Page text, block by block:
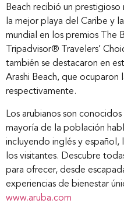
Beach recibió un
la mejor playa del Caribe y
mundial en los premios The
Tripadvisor® Travelers’
también se destacaron en
Arashi Beach, que ocuparon
respectivamente.
Los arubianos son
mayoría de la población
incluyendo inglés y
los visitantes. Descubre
para ofrecer, desde
experiencias de bienestar
www.aruba.com